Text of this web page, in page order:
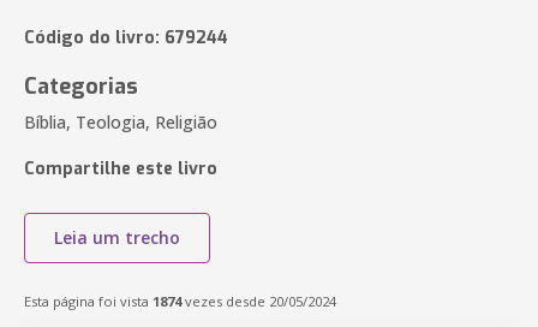
Código do livro: 679244
Categorias
Bíblia, Teologia, Religião
Compartilhe este livro
Leia um trecho
Esta página foi vista 1874vezes desde 20/05/2024